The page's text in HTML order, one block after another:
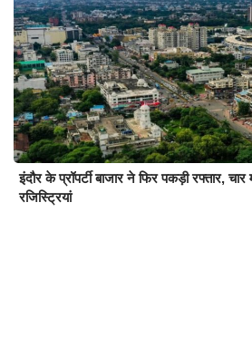
इंदौर के प्रॉपर्टी बाजार ने फिर पकड़ी रफ्तार,
रजिस्ट्रियां